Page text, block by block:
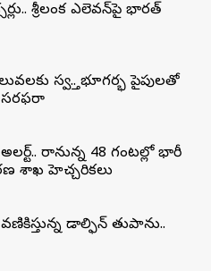
శ్రీలంక ఎలెవన్‌పై భారత్‌
స్వస్తి.. భూగర్భ పైపులతో
సరఫరా
రానున్న 48 గంటల్లో భారీ
శాఖ హెచ్చరికలు
డాల్ఫిన్‌ తుపాను..